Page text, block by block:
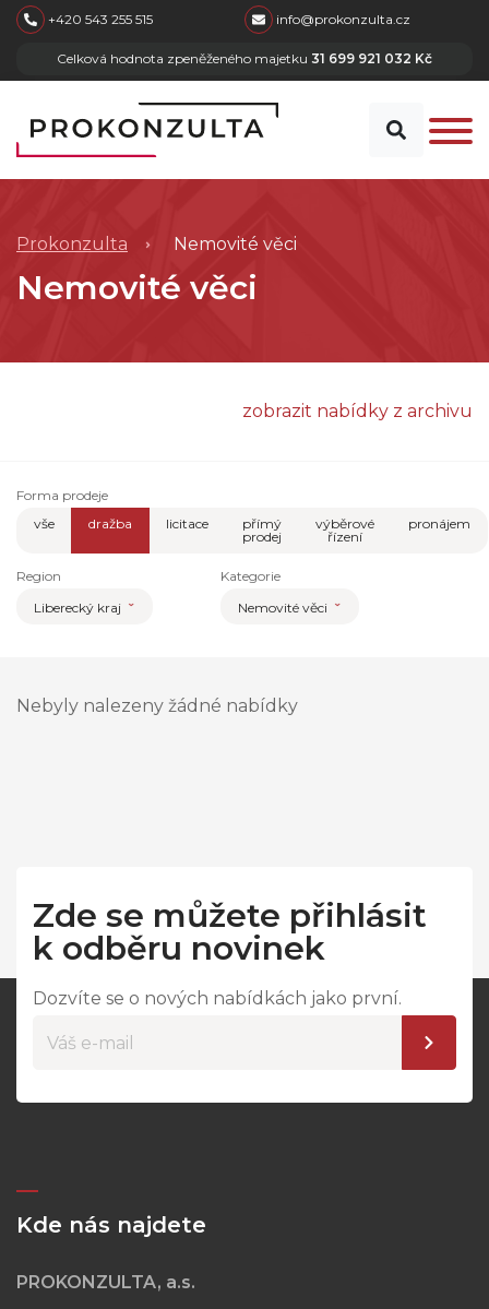
skip to main content
+420 543 255 515 info@prokonzulta.cz
Celková hodnota zpeněženého majetku 31 699 921 032 Kč
Prokonzulta Nemovité věci
Nemovité věci
zobrazit nabídky z archivu
Forma prodeje
vše
dražba licitace
přímý
prodej
výběrové
řízení
pronájem
Region
Liberecký kraj
Kategorie
Nemovité věci
Nebyly nalezeny žádné nabídky
Zde se můžete přihlásit
k odběru novinek
Dozvíte se o nových nabídkách jako první.
Kde nás najdete
PROKONZULTA, a.s.